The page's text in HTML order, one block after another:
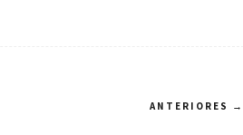
ANTERIORES →